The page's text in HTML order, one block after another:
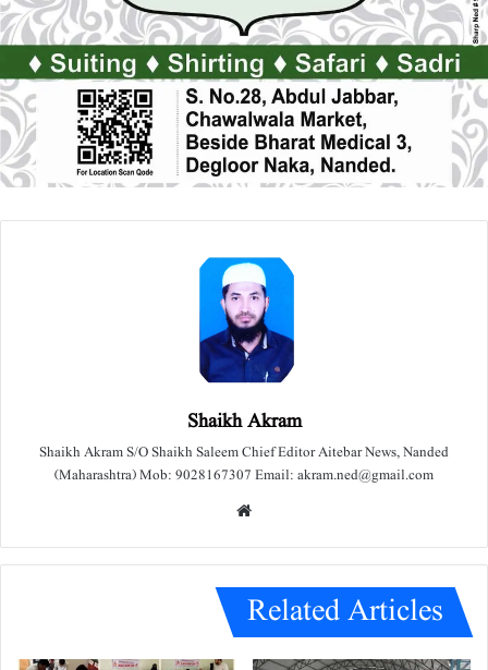
Shaikh Akram
Shaikh Akram S/O Shaikh Saleem Chief Editor Aitebar News, Nanded
(Maharashtra) Mob: 9028167307 Email: akram.ned@gmail.com
e
Related Articles